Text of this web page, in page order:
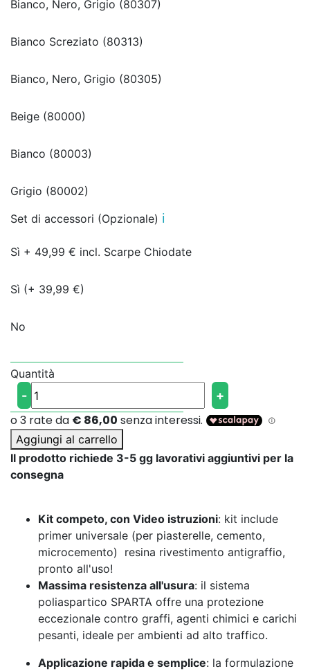
Bianco, Nero, Grigio (80307)
Bianco Screziato (80313)
Bianco, Nero, Grigio (80305)
Beige (80000)
Bianco (80003)
Grigio (80002)
Set di accessori (Opzionale) ℹ️
Sì + 49,99 € incl. Scarpe Chiodate
Sì (+ 39,99 €)
No
Quantità
KIT
COMPLETO
SPARTA
Tutto-
in-
pavimenti
perfetti:
Resistenza
eccezionale
all'usura
quantità
- +
Aggiungi al carrello
Il prodotto richiede 3-5 gg lavorativi aggiuntivi per la
consegna
Kit competo, con Video istruzioni: kit include
primer universale (per piasterelle, cemento,
microcemento) resina rivestimento antigraffio,
pronto all'uso!
Massima resistenza all'usura: il sistema
poliaspartico SPARTA offre una protezione
eccezionale contro graffi, agenti chimici e carichi
pesanti, ideale per ambienti ad alto traffico.
Applicazione rapida e semplice: la formulazione